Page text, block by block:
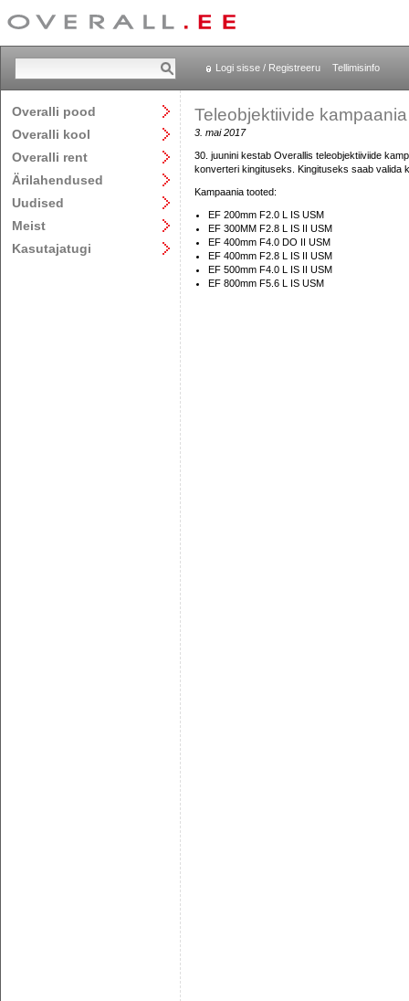
Logi sisse / Registreeru Tellimisinfo
Overalli pood
Overalli kool
Overalli rent
Ärilahendused
Uudised
Meist
Kasutajatugi
Teleobjektiivide kampaania
3. mai 2017
30. juunini kestab Overallis teleobjektiiviide
konverteri kingituseks. Kingituseks saab valida
Kampaania tooted:
EF 200mm F2.0 L IS USM
EF 300MM F2.8 L IS II USM
EF 400mm F4.0 DO II USM
EF 400mm F2.8 L IS II USM
EF 500mm F4.0 L IS II USM
EF 800mm F5.6 L IS USM